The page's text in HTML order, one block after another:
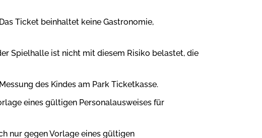
Ticket beinhaltet keine Gastronomie,
Spielhalle ist nicht mit diesem Risiko belastet, die
des Kindes am Park Ticketkasse.
eines gültigen Personalausweises für
nur gegen Vorlage eines gültigen